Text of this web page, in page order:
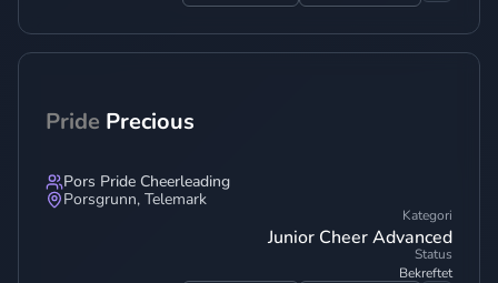
Pride Precious
Pors Pride Cheerleading
Porsgrunn, Telemark
Kategori
Junior Cheer Advanced
Status
Bekreftet